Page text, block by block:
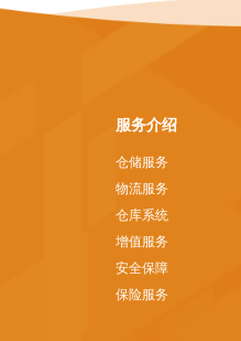
服务介绍
仓储服务
物流服务
仓库系统
增值服务
安全保障
保险服务